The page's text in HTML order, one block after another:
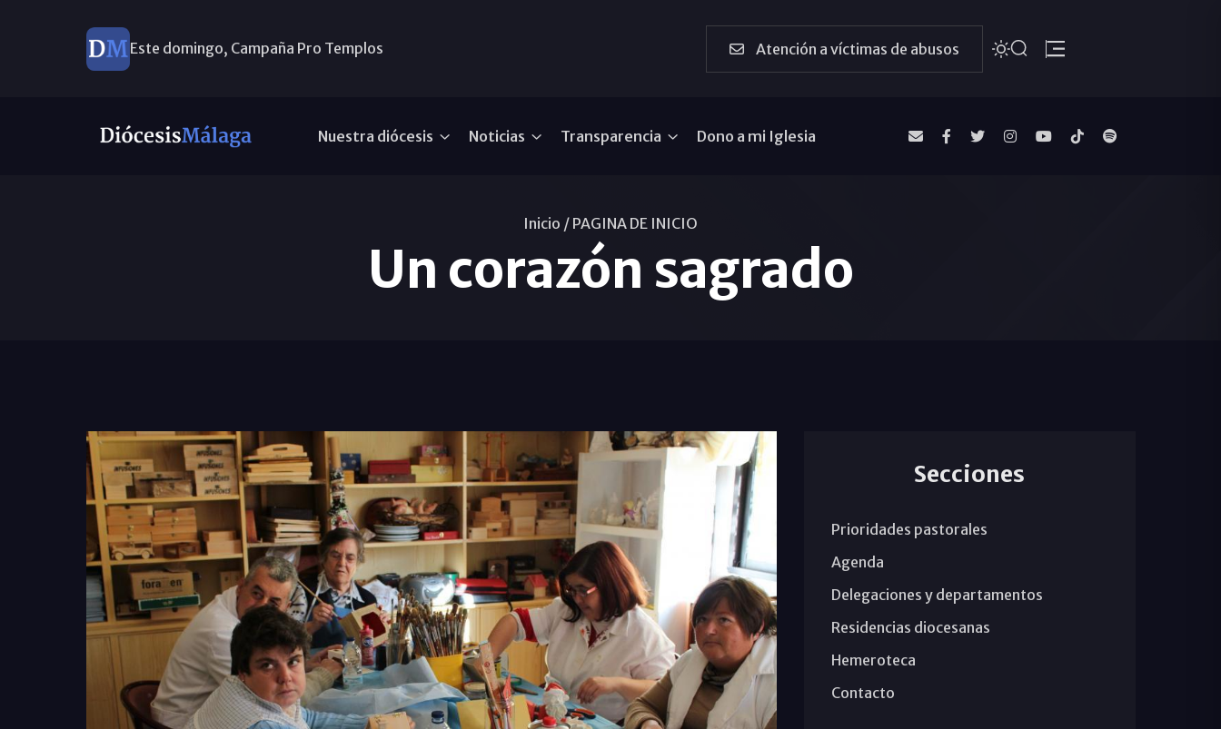
Este domingo, Campaña Pro Templos Atención a víctimas de abusos
Nuestra diócesis Noticias Transparencia Dono a mi Iglesia
Inicio / PAGINA DE INICIO
Un corazón sagrado
Secciones
Prioridades pastorales
Agenda
Delegaciones y departamentos
Residencias diocesanas
Hemeroteca
Contacto